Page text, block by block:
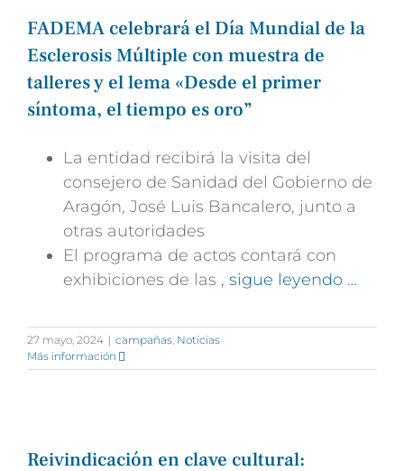
FADEMA celebrará el Día Mundial de la
Esclerosis Múltiple con muestra de
talleres y el lema «Desde el primer
síntoma, el tiempo es oro”
La entidad recibirá la visita del
consejero de Sanidad del Gobierno de
Aragón, José Luis Bancalero, junto a
otras autoridades
El programa de actos contará con
exhibiciones de las , sigue leyendo …
27 mayo, 2024 | campañas, Noticias
Más información
Reivindicación en clave cultural: